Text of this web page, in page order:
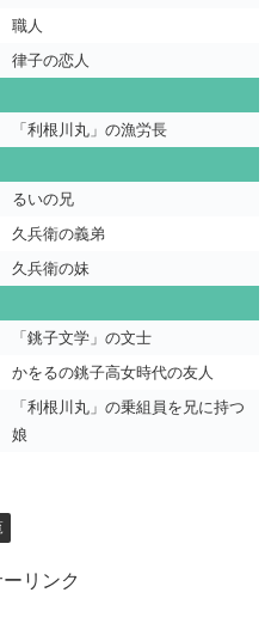
職人
律子の恋人
「利根川丸」の漁労長
るいの兄
久兵衛の義弟
久兵衛の妹
「銚子文学」の文士
かをるの銚子高女時代の友人
「利根川丸」の乗組員を兄に持つ
娘
リンク